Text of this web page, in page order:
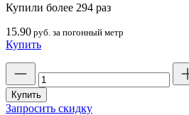
Купили более 294 раз
15.90 руб. за погонный метр
Купить
товара
Марля
отбеленная,
Купить
Запросить скидку